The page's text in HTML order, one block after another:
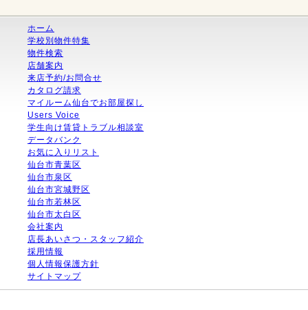
ホーム
学校別物件特集
物件検索
店舗案内
来店予約/お問合せ
カタログ請求
マイルーム仙台でお部屋探し
Users Voice
学生向け賃貸トラブル相談室
データバンク
お気に入りリスト
仙台市青葉区
仙台市泉区
仙台市宮城野区
仙台市若林区
仙台市太白区
会社案内
店長あいさつ・スタッフ紹介
採用情報
個人情報保護方針
サイトマップ